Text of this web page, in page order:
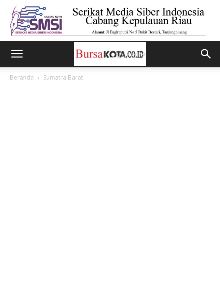
Beranda Sumatra Barat